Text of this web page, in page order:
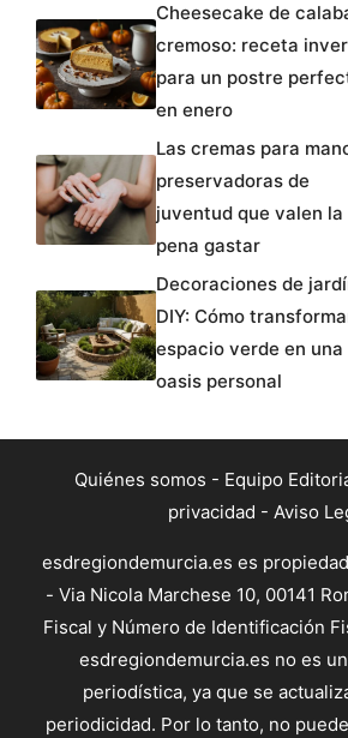
Cheesecake de
cremoso: receta
para un postre
en enero
Las cremas para
preservadoras de
juventud que valen la
pena gastar
Decoraciones de
DIY: Cómo
espacio verde en una
oasis personal
Quiénes somos - Equipo
privacidad - Aviso
esdregiondemurcia.es es
- Via Nicola Marchese 10, 00141
Fiscal y Número de Identificación
esdregiondemurcia.es no es
periodística, ya que se
periodicidad. Por lo tanto, no